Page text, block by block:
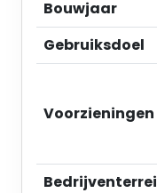
- plafond met
- fraaie lichte
- ruimte die
- lichtkoepel;
- dubbele beglazing;
- Cv-installatie
- strak
- vrij uitzicht aan
Bouwjaar
Gebruiksdoel
Voorzieningen